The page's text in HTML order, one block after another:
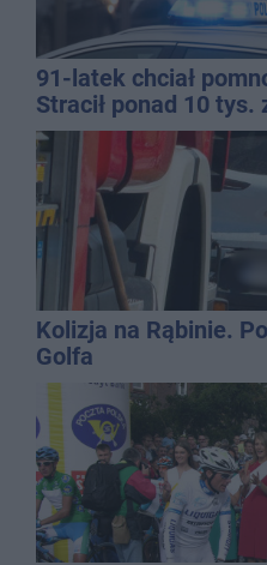
91-latek chciał
Stracił ponad 10 tys.
Kolizja na Rąbinie.
Golfa